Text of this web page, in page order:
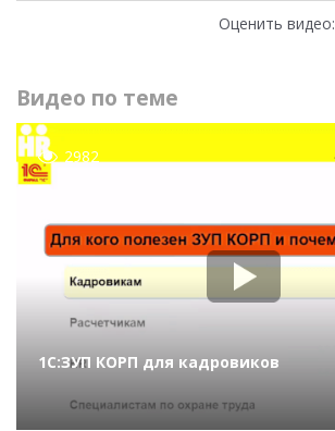
Оценить видео:
Видео по теме
2982
1С:ЗУП КОРП для кадровиков